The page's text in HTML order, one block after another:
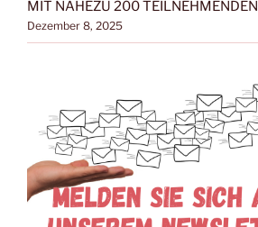
MIT NAHEZU 200 TEILNEHMENDEN
Dezember 8, 2025